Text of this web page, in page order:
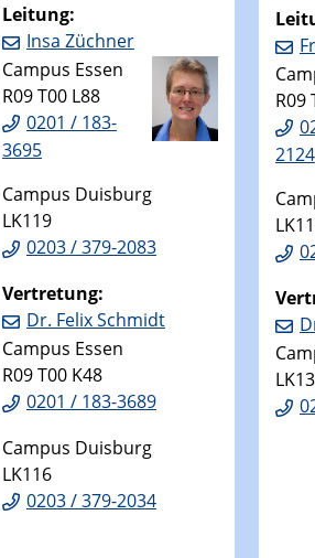
Leitung:
Insa Züchner
Campus Essen
R09 T00 L88
0201 / 183-
3695
Campus Duisburg
LK119
0203 / 379-2083
Vertretung:
Dr. Felix Schmidt
Campus Essen
R09 T00 K48
0201 / 183-3689
Campus Duisburg
LK116
0203 / 379-2034
R09
2124